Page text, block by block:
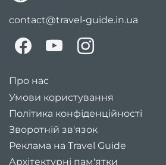
contact@travel-guide.in.ua
Про нас
Умови користування
Політика конфіденційності
Зворотній зв'язок
Реклама на Travel Guide
Архітектурні пам'ятки